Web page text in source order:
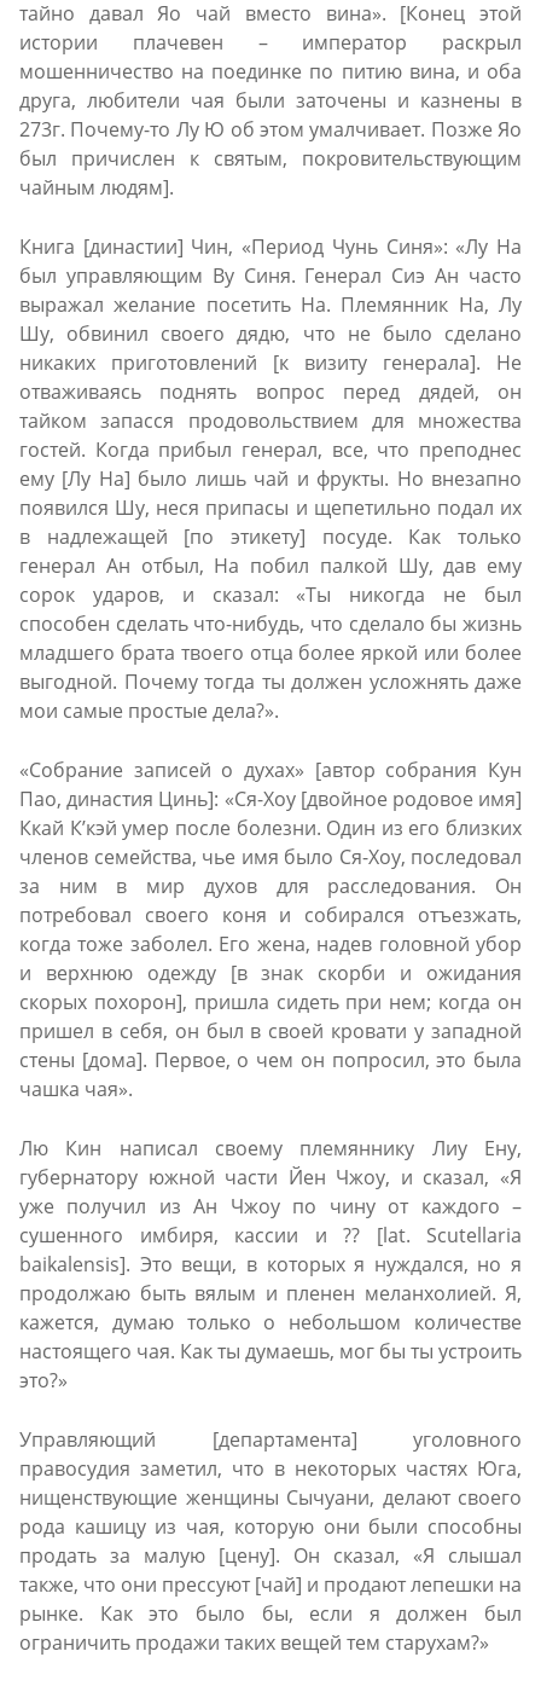
тайно давал Яо чай вместо вина». [Конец этой
истории плачевен – император раскрыл
мошенничество на поединке по питию вина, и оба
друга, любители чая были заточены и казнены в
273г. Почему-то Лу Ю об этом умалчивает. Позже Яо
был причислен к святым, покровительствующим
чайным людям].
Книга [династии] Чин, «Период Чунь Синя»: «Лу На
был управляющим Ву Синя. Генерал Сиэ Ан часто
выражал желание посетить На. Племянник На, Лу
Шу, обвинил своего дядю, что не было сделано
никаких приготовлений [к визиту генерала]. Не
отваживаясь поднять вопрос перед дядей, он
тайком запасся продовольствием для множества
гостей. Когда прибыл генерал, все, что преподнес
ему [Лу На] было лишь чай и фрукты. Но внезапно
появился Шу, неся припасы и щепетильно подал их
в надлежащей [по этикету] посуде. Как только
генерал Ан отбыл, На побил палкой Шу, дав ему
сорок ударов, и сказал: «Ты никогда не был
способен сделать что-нибудь, что сделало бы жизнь
младшего брата твоего отца более яркой или более
выгодной. Почему тогда ты должен усложнять даже
мои самые простые дела?».
«Собрание записей о духах» [автор собрания Кун
Пао, династия Цинь]: «Ся-Хоу [двойное родовое имя]
Ккай К’кэй умер после болезни. Один из его близких
членов семейства, чье имя было Ся-Хоу, последовал
за ним в мир духов для расследования. Он
потребовал своего коня и собирался отъезжать,
когда тоже заболел. Его жена, надев головной убор
и верхнюю одежду [в знак скорби и ожидания
скорых похорон], пришла сидеть при нем; когда он
пришел в себя, он был в своей кровати у западной
стены [дома]. Первое, о чем он попросил, это была
чашка чая».
Лю Кин написал своему племяннику Лиу Енy,
губернатору южной части Йен Чжоу, и сказал, «Я
уже получил из Ан Чжоу по чину от каждого –
сушенного имбиря, кассии и ?? [lat. Scutellaria
baikalensis]. Это вещи, в которых я нуждался, но я
продолжаю быть вялым и пленен меланхолией. Я,
кажется, думаю только о небольшом количестве
настоящего чая. Как ты думаешь, мог бы ты устроить
это?»
Управляющий [департамента] уголовного
правосудия заметил, что в некоторых частях Юга,
нищенствующие женщины Сычуани, делают своего
рода кашицу из чая, которую они были способны
продать за малую [цену]. Он сказал, «Я слышал
также, что они прессуют [чай] и продают лепешки на
рынке. Как это было бы, если я должен был
ограничить продажи таких вещей тем старухам?»